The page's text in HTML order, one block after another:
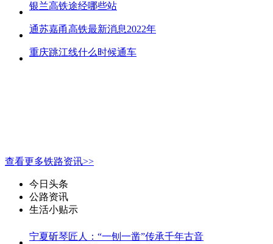
银兰高铁途经哪些站
通苏嘉甬高铁最新消息2022年
重庆跳江线什么时候通车
查看更多铁路资讯>>
今日头条
公路资讯
生活小贴示
宁夏斫琴匠人：“一刨一凿”传承千年古音